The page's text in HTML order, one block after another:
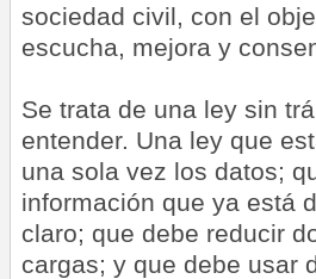
sociedad civil, con el
escucha, mejora y
Se trata de una ley sin
entender. Una ley que
una sola vez los datos;
información que ya está
claro; que debe reducir
cargas; y que debe usar